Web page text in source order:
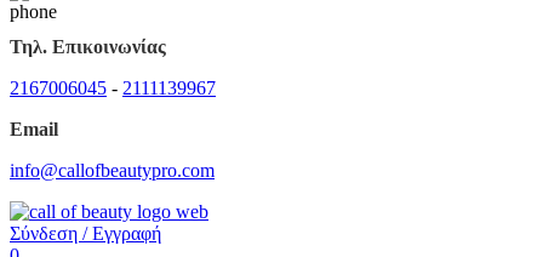
Τηλ. Επικοινωνίας
2167006045 - 2111139967
Email
info@callofbeautypro.com
Σύνδεση / Εγγραφή